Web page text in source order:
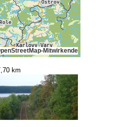
Mitwirkende
km